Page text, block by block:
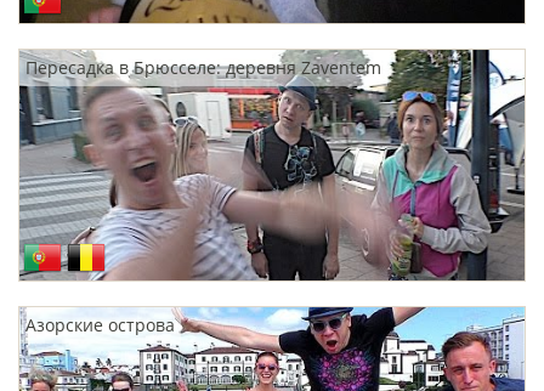
Пересадка в Брюсселе: деревня Zaventem
Азорские острова